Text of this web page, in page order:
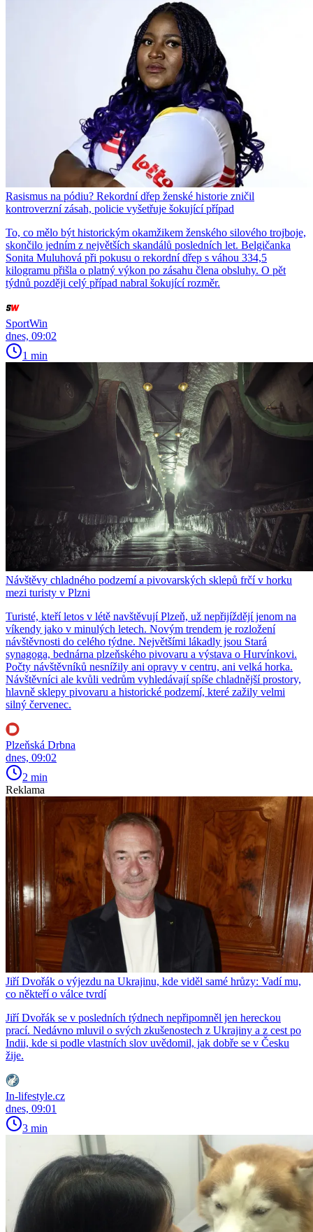
Rasismus na pódiu? Rekordní dřep ženské historie zničil
kontroverzní zásah, policie vyšetřuje šokující případ
To, co mělo být historickým okamžikem ženského silového trojboje,
skončilo jedním z největších skandálů posledních let. Belgičanka
Sonita Muluhová při pokusu o rekordní dřep s váhou 334,5
kilogramu přišla o platný výkon po zásahu člena obsluhy. O pět
týdnů později celý případ nabral šokující rozměr.
SportWin
dnes, 09:02
1 min
Návštěvy chladného podzemí a pivovarských sklepů frčí v horku
mezi turisty v Plzni
Turisté, kteří letos v létě navštěvují Plzeň, už nepřijíždějí jenom na
víkendy jako v minulých letech. Novým trendem je rozložení
návštěvnosti do celého týdne. Největšími lákadly jsou Stará
synagoga, bednárna plzeňského pivovaru a výstava o Hurvínkovi.
Počty návštěvníků nesnížily ani opravy v centru, ani velká horka.
Návštěvníci ale kvůli vedrům vyhledávají spíše chladnější prostory,
hlavně sklepy pivovaru a historické podzemí, které zažily velmi
silný červenec.
Plzeňská Drbna
dnes, 09:02
2 min
Reklama
Jiří Dvořák o výjezdu na Ukrajinu, kde viděl samé hrůzy: Vadí mu,
co někteří o válce tvrdí
Jiří Dvořák se v posledních týdnech nepřipomněl jen hereckou
prací. Nedávno mluvil o svých zkušenostech z Ukrajiny a z cest po
Indii, kde si podle vlastních slov uvědomil, jak dobře se v Česku
žije.
In-lifestyle.cz
dnes, 09:01
3 min